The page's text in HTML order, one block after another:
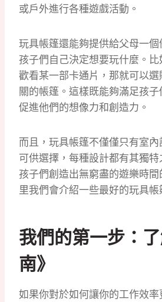
或戶外進行各種遊戲活動。
玩具帳篷還能夠提供給父母一
孩子們自己決定想要玩什麼。
歡看某一部卡通片，那就可以
關的帳篷。這樣既能夠滿足孩
促進他們的想像力和創造力。
而且，玩具帳篷不僅僅只有室
可供選擇，每種設計都有其獨
孩子們創造出無窮盡的遊樂時
里我們會介紹一些最好的玩具帳
我們的第一步：
南》
如果你對於如何讓你的工作效